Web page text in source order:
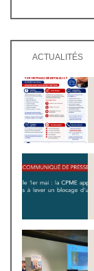
ACTUALITÉS